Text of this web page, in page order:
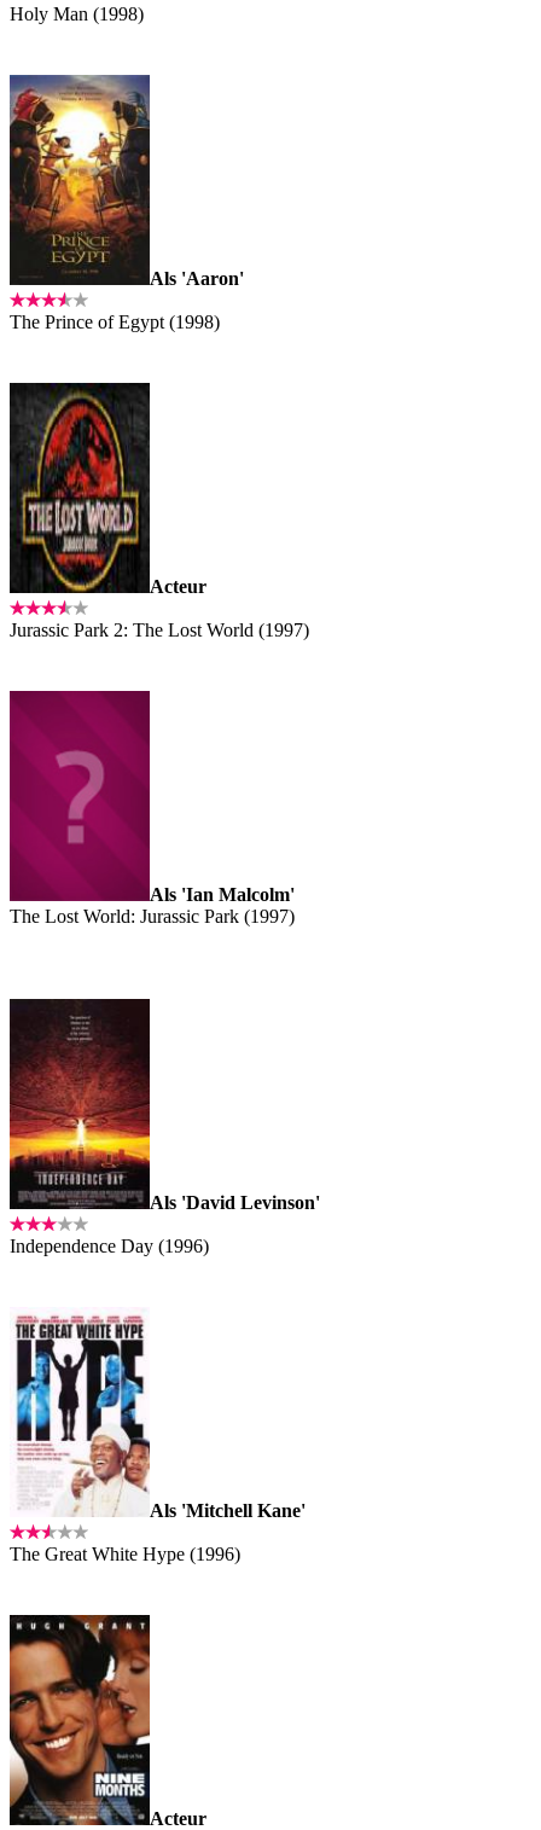
Holy Man (1998)
Als 'Aaron'
The Prince of Egypt (1998)
Acteur
Jurassic Park 2: The Lost World (1997)
Als 'Ian Malcolm'
The Lost World: Jurassic Park (1997)
Als 'David Levinson'
Independence Day (1996)
Als 'Mitchell Kane'
The Great White Hype (1996)
Acteur